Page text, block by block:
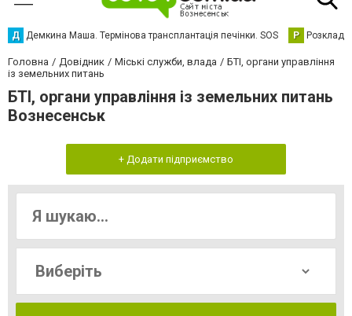
Д Демкина Маша. Термінова трансплантація печінки. SOS Р Розклад
Головна Довідник Міські служби, влада
БТІ, органи управління
із земельних питань
БТІ, органи управління із земельних питань
Вознесенськ
+ Додати підприємство